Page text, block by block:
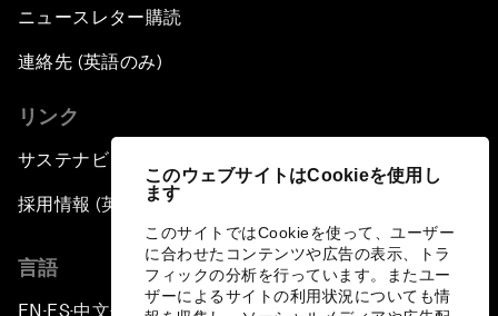
このウェブサイトはCookieを使用し
ます
このサイトではCookieを使って、ユーザー
に合わせたコンテンツや広告の表示、トラ
フィックの分析を行っています。またユー
ザーによるサイトの利用状況についても情
ニュースレター購読
連絡先 (英語のみ)
リンク
サステナビリティへの取り組み
採用情報 (英語のみ)
言語
EN ▪ ES▪中文▪ 日本語